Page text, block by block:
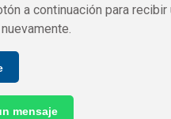
a continuación para
mensaje